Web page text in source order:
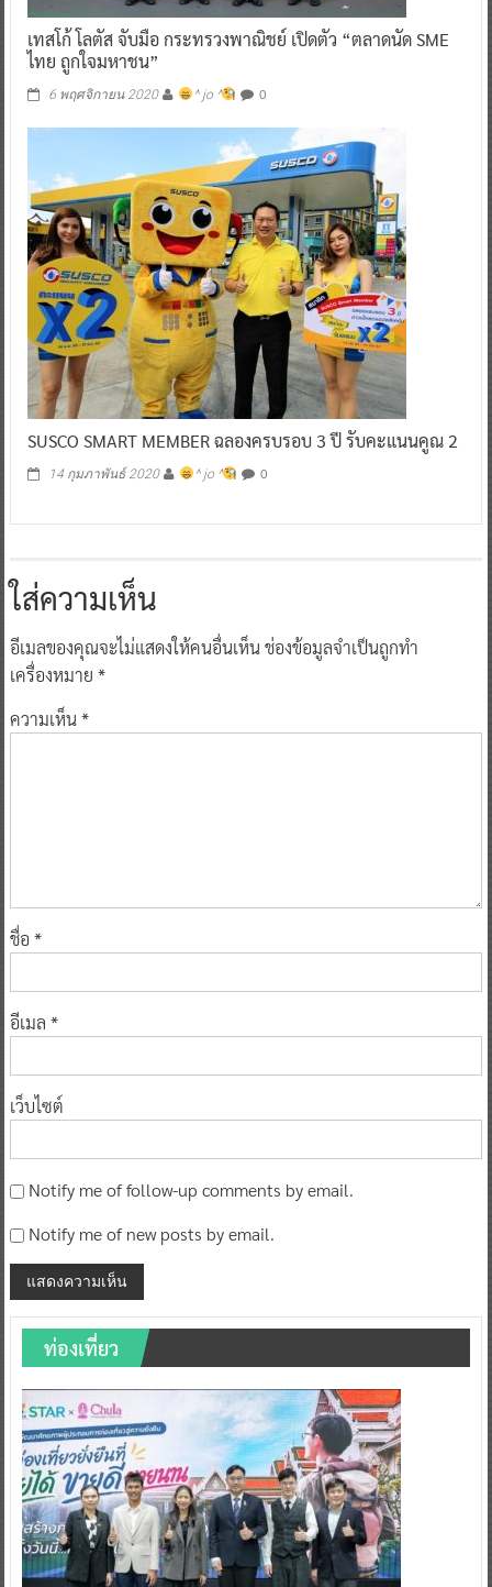
เทสโก้ โลตัส จับมือ กระทรวงพาณิชย์ เปิดตัว “ตลาดนัด SME
ไทย ถูกใจมหาชน”
6 พฤศจิกายน 2020 ^ jo ^ 0
SUSCO SMART MEMBER ฉลองครบรอบ 3 ปี รับคะแนนคูณ 2
14 กุมภาพันธ์ 2020 ^ jo ^ 0
ใส่ความเห็น
อีเมลของคุณจะไม่แสดงให้คนอื่นเห็นช่องข้อมูลจำเป็นถูกทำ
เครื่องหมาย *
ความเห็น*
ชื่อ *
อีเมล *
เว็บไซต์
Notify me of follow-up comments by email.
Notify me of new posts by email.
ท่องเที่ยว